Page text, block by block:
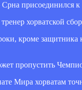
присоединился
хорватской
кроме
пропустить
Мира хорватам